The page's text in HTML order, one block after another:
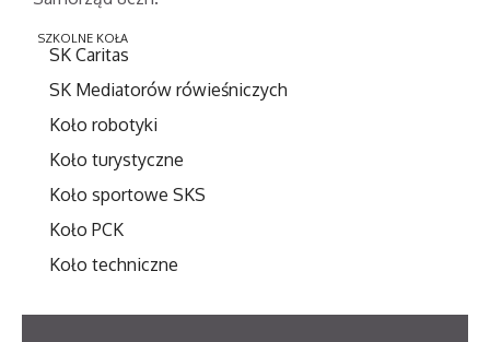
SZKOLNE KOŁA
SK Caritas
SK Mediatorów rówieśniczych
Koło robotyki
Koło turystyczne
Koło sportowe SKS
Koło PCK
Koło techniczne